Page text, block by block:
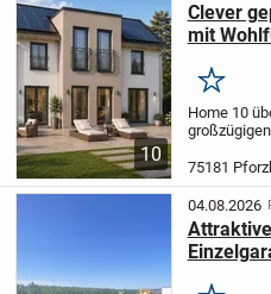
10
Clever
mit
Merken
Home 10
nicht
75181
04.08.2026